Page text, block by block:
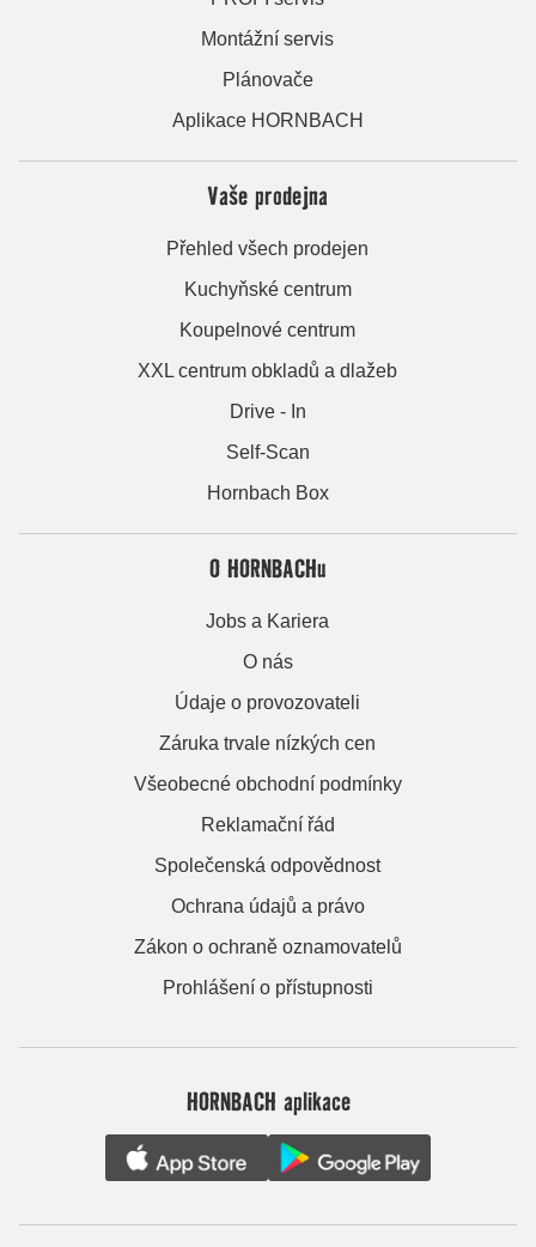
Montážní servis
Plánovače
Aplikace HORNBACH
Vaše prodejna
Přehled všech prodejen
Kuchyňské centrum
Koupelnové centrum
XXL centrum obkladů a dlažeb
Drive - In
Self-Scan
Hornbach Box
O HORNBACHu
Jobs a Kariera
O nás
Údaje o provozovateli
Záruka trvale nízkých cen
Všeobecné obchodní podmínky
Reklamační řád
Společenská odpovědnost
Ochrana údajů a právo
Zákon o ochraně oznamovatelů
Prohlášení o přístupnosti
HORNBACH aplikace